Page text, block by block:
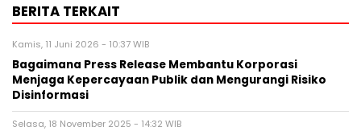
BERITA TERKAIT
Kamis, 11 Juni 2026 - 10:37 WIB
Bagaimana Press Release Membantu Korporasi
Menjaga Kepercayaan Publik dan Mengurangi Risiko
Disinformasi
Selasa, 18 November 2025 - 14:32 WIB